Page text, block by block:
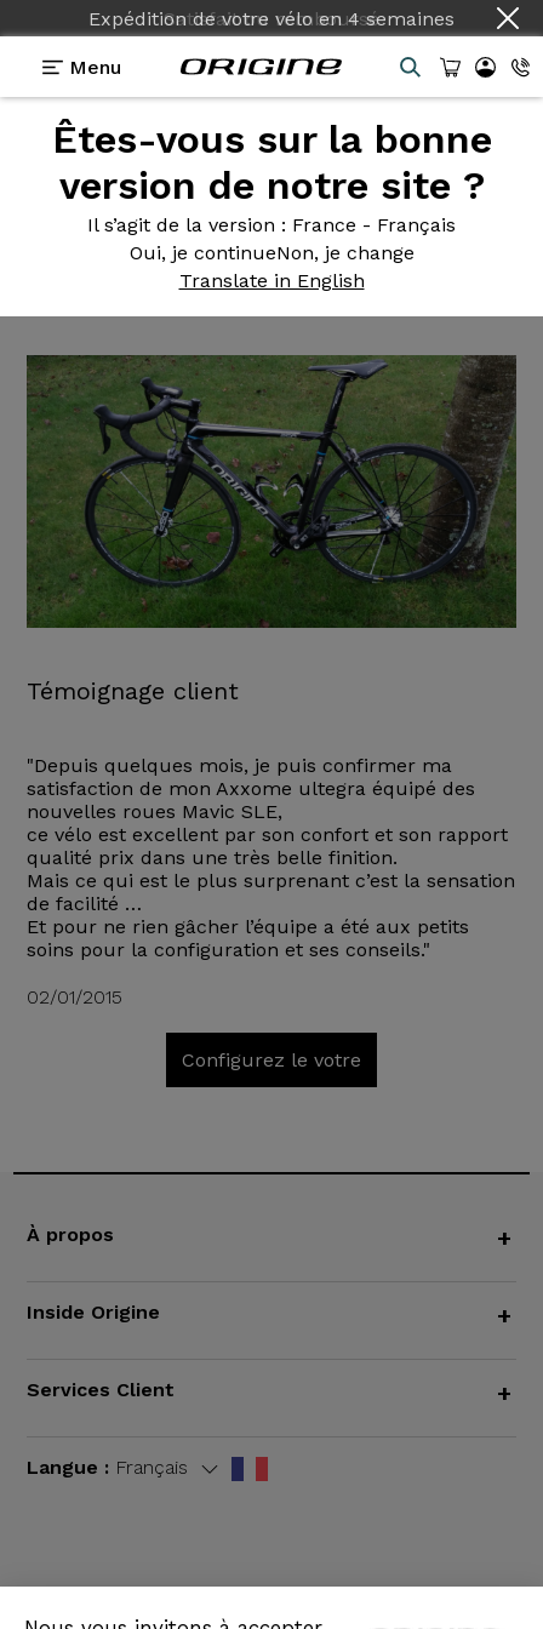
Expédition de votre véloen4 semaines
Menu
Êtes-vous sur la bonne
version de notre site ?
Il s’agit de la version : France - Français
Oui, je continueNon, je change
Translate in English
Témoignages>Origine Axxome configuré base
Origine Axxome configuré
base LR37
Témoignage client
"Depuis quelques mois, je puis confirmer ma
satisfaction de mon Axxome ultegra équipé des
nouvelles roues Mavic SLE,
ce vélo est excellent par son confort et son rapport
qualité prix dans une très belle finition.
Mais ce qui est le plus surprenant c’est la sensation
de facilité …
Et pour ne rien gâcher l’équipe a été aux petits
soins pour la configuration et ses conseils."
02/01/2015
Configurez le votre
À propos +
Inside Origine +
Services Client +
Langue : Français